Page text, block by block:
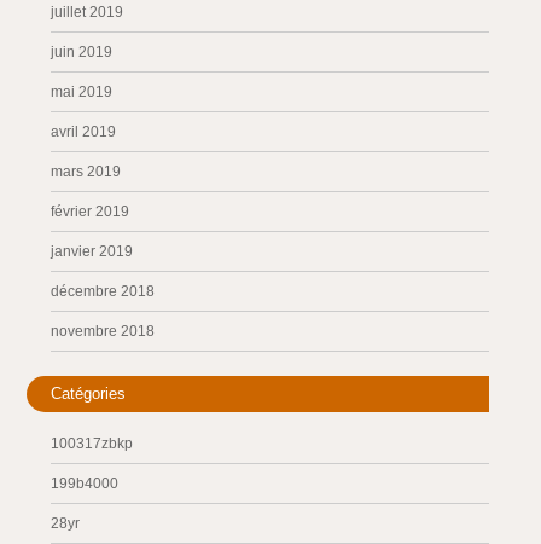
juillet 2019
juin 2019
mai 2019
avril 2019
mars 2019
février 2019
janvier 2019
décembre 2018
novembre 2018
Catégories
100317zbkp
199b4000
28yr